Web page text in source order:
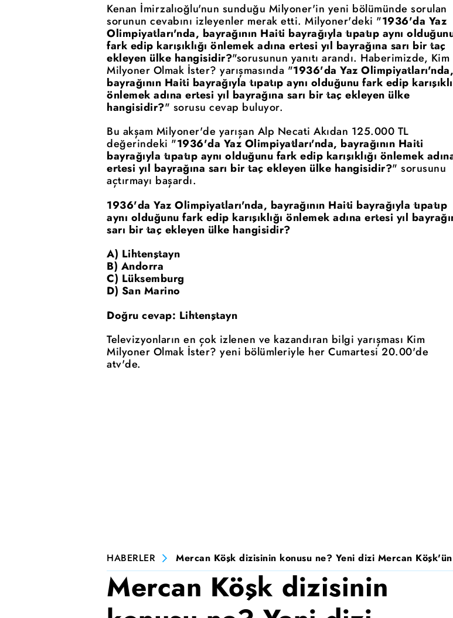
Kenan İmirzalıoğlu'nun sunduğu Milyoner'in yeni bölümünde sorulan
sorunun cevabını izleyenler merak etti. Milyoner'deki "1936'da Yaz
Olimpiyatları'nda, bayrağının Haiti bayrağıyla tıpatıp aynı
fark edip karışıklığı önlemek adına ertesi yıl bayrağına sarı bir taç
ekleyen ülke hangisidir?"sorusunun yanıtı arandı. Haberimizde, Kim
Milyoner Olmak İster? yarışmasında "1936'da Yaz Olimpiyatları'nda,
bayrağının Haiti bayrağıyla tıpatıp aynı olduğunu fark edip
önlemek adına ertesi yıl bayrağına sarı bir taç ekleyen ülke
hangisidir?" sorusu cevap buluyor.
Bu akşam Milyoner'de yarışan Alp Necati Akıdan 125.000 TL
değerindeki "1936'da Yaz Olimpiyatları'nda, bayrağının Haiti
bayrağıyla tıpatıp aynı olduğunu fark edip karışıklığı önlemek
ertesi yıl bayrağına sarı bir taç ekleyen ülke hangisidir?" sorusunu
açtırmayı başardı.
1936'da Yaz Olimpiyatları'nda, bayrağının Haiti bayrağıyla tıpatıp
aynı olduğunu fark edip karışıklığı önlemek adına ertesi yıl
sarı bir taç ekleyen ülke hangisidir?
A) Lihtenştayn
B) Andorra
C) Lüksemburg
D) San Marino
Doğru cevap: Lihtenştayn
Televizyonların en çok izlenen ve kazandıran bilgi yarışması Kim
Milyoner Olmak İster? yeni bölümleriyle her Cumartesi 20.00'de
atv'de.
HABERLER Mercan Köşk dizisinin konusu ne? Yeni dizi Mercan
Mercan Köşk dizisinin